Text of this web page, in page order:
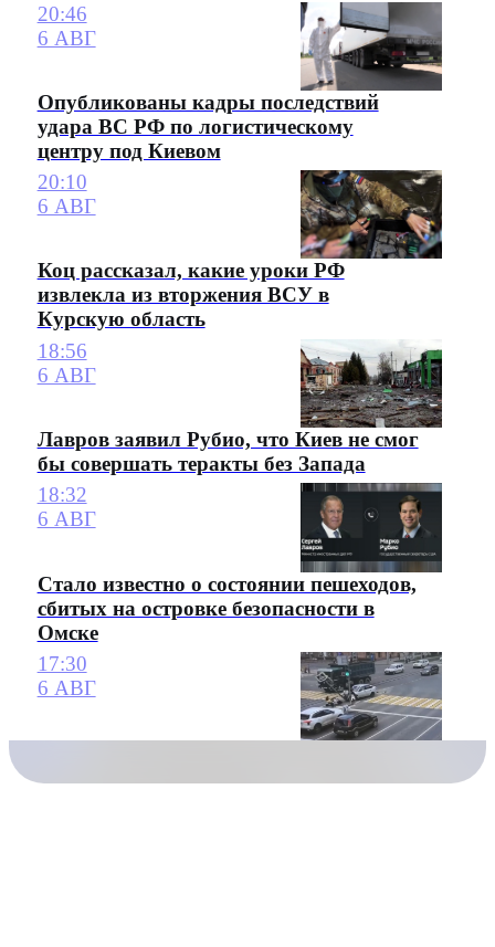
20:46
6 АВГ
Опубликованы кадры последствий
удара ВС РФ по логистическому
центру под Киевом
20:10
6 АВГ
Коц рассказал, какие уроки РФ
извлекла из вторжения ВСУ в
Курскую область
18:56
6 АВГ
Лавров заявил Рубио, что Киев не смог
бы совершать теракты без Запада
18:32
6 АВГ
Стало известно о состоянии пешеходов,
сбитых на островке безопасности в
Омске
17:30
6 АВГ